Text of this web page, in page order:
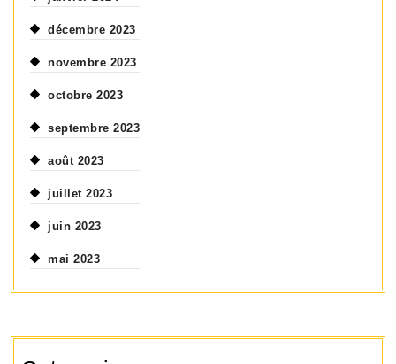
décembre 2023
novembre 2023
octobre 2023
septembre 2023
août 2023
juillet 2023
juin 2023
mai 2023